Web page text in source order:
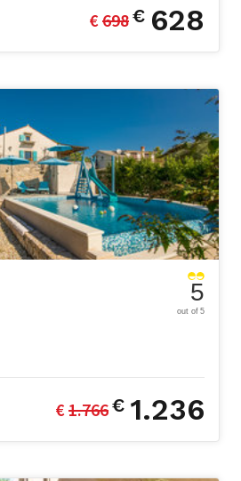
€ 698€ 628
5
out of 5
€ 1.766€ 1.236